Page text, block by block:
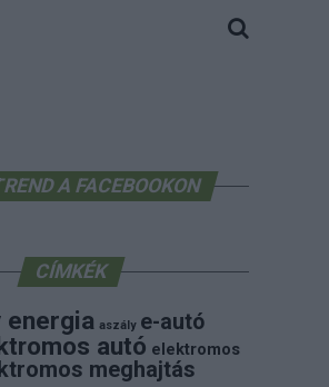
A FACEBOOKON
CÍMKÉK
energia aszály e-autó
autó elektromos
meghajtás